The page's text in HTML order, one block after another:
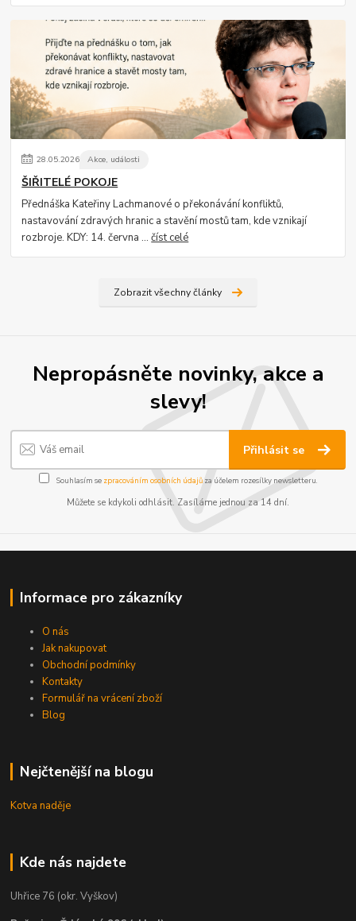
28.05.2026 Akce, události
ŠIŘITELÉ POKOJE
Přednáška Kateřiny Lachmanové o překonávání konfliktů,
nastavování zdravých hranic a stavění mostů tam, kde vznikají
rozbroje. KDY: 14. června ...číst celé
Zobrazit všechny články
Nepropásněte novinky, akce a
slevy!
Přihlásit se
Souhlasím se zpracováním osobních údajůza účelem rozesílky newsletteru.
Můžete se kdykoli odhlásit. Zasíláme jednou za 14 dní.
Informace pro zákazníky
O nás
Jak nakupovat
Obchodní podmínky
Kontakty
Formulář na vrácení zboží
Blog
Nejčtenější na blogu
Kotva naděje
Kde nás najdete
Uhřice 76 (okr. Vyškov)